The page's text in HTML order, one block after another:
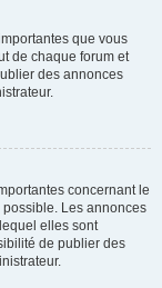
que vous
de chaque forum et
des annonces
concernant le
Les annonces
elles sont
de publier des